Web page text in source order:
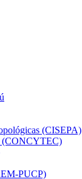
(CISEPA)
(CONCYTEC)
PUCP)